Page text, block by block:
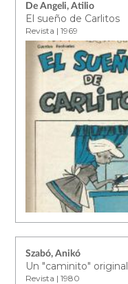
De Angeli, Atilio
El sueño de Carlitos
Revista | 1969
Szabó, Anikó
Un "caminito" original
Revista | 1980